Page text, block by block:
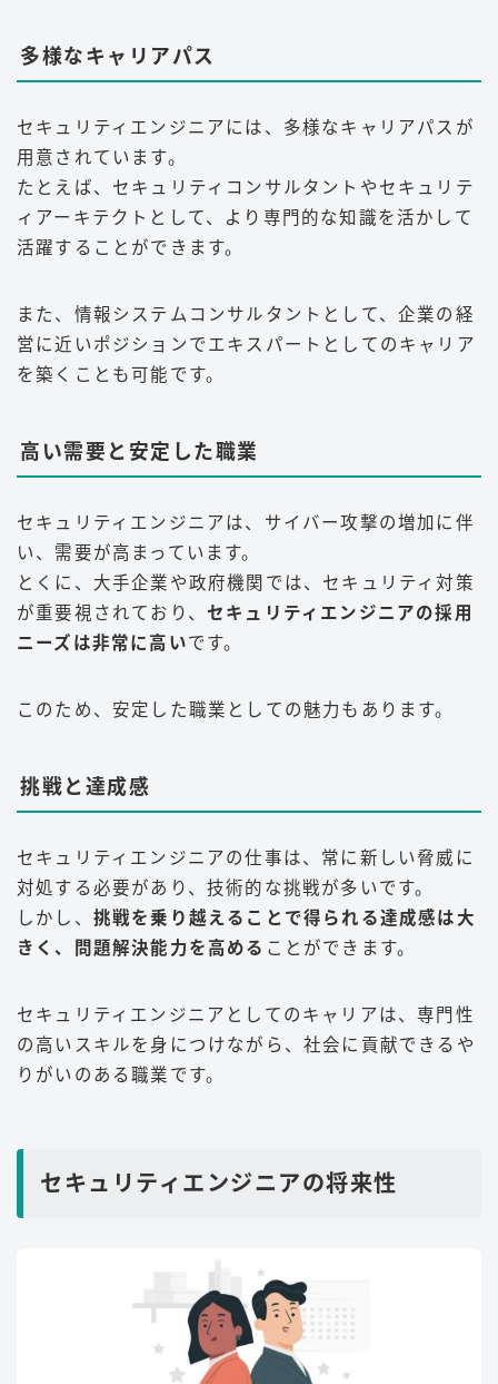
多様なキャリアパス
セキュリティエンジニアには、多様なキャリアパスが
用意されています。
たとえば、セキュリティコンサルタントやセキュリテ
ィアーキテクトとして、より専門的な知識を活かして
活躍することができます。
また、情報システムコンサルタントとして、企業の経
営に近いポジションでエキスパートとしてのキャリア
を築くことも可能です。
高い需要と安定した職業
セキュリティエンジニアは、サイバー攻撃の増加に伴
い、需要が高まっています。
とくに、大手企業や政府機関では、セキュリティ対策
が重要視されており、 セキュリティエンジニアの採用
ニーズは非常に高いです。
このため、安定した職業としての魅力もあります。
挑戦と達成感
セキュリティエンジニアの仕事は、常に新しい脅威に
対処する必要があり、技術的な挑戦が多いです。
しかし、 挑戦を乗り越えることで得られる達成感は大
きく、問題解決能力を高める ことができます。
セキュリティエンジニアとしてのキャリアは、専門性
の高いスキルを身につけながら、社会に貢献できるや
りがいのある職業です。
セキュリティエンジニアの将来性